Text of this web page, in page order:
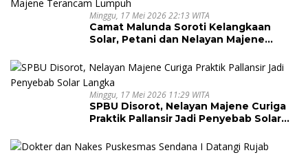
Minggu, 17 Mei 2026 22:13 WITA
Camat Malunda Soroti Kelangkaan
Solar, Petani dan Nelayan Majene
Minggu, 17 Mei 2026 11:29 WITA
SPBU Disorot, Nelayan Majene Curiga
Praktik Pallansir Jadi Penyebab Solar